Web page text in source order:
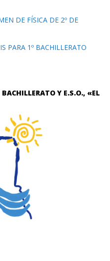
DE FÍSICA DE 2º DE
PARA 1º BACHILLERATO
Y E.S.O., «EL